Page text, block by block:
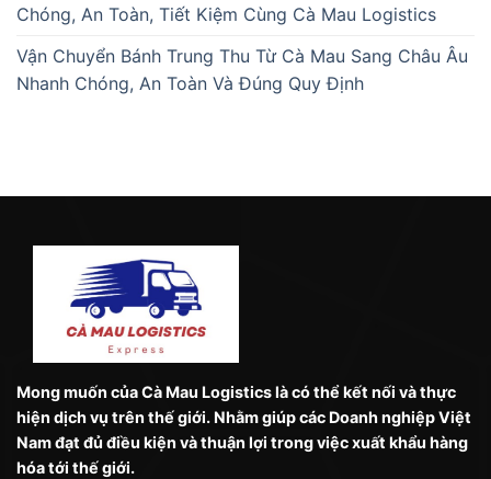
Chóng, An Toàn, Tiết Kiệm Cùng Cà Mau Logistics
Vận Chuyển Bánh Trung Thu Từ Cà Mau Sang Châu Âu
Nhanh Chóng, An Toàn Và Đúng Quy Định
Mong muốn của Cà Mau Logistics là có thể kết nối và thực
hiện dịch vụ trên thế giới. Nhằm giúp các Doanh nghiệp Việt
Nam đạt đủ điều kiện và thuận lợi trong việc xuất khẩu hàng
hóa tới thế giới.